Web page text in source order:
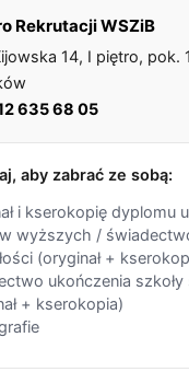
Rekrutacji WSZiB
14, I piętro, pok.
635 68 05
aby zabrać ze sobą:
i kserokopię dyplomu
wyższych /
(oryginał +
ukończenia szkoły
+ kserokopia)